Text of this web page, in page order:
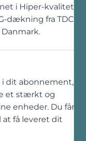
i Hiper-kvalitet,
dækning fra TDC
Danmark.
i dit abonnement,
et stærkt og
enheder. Du får
få leveret dit